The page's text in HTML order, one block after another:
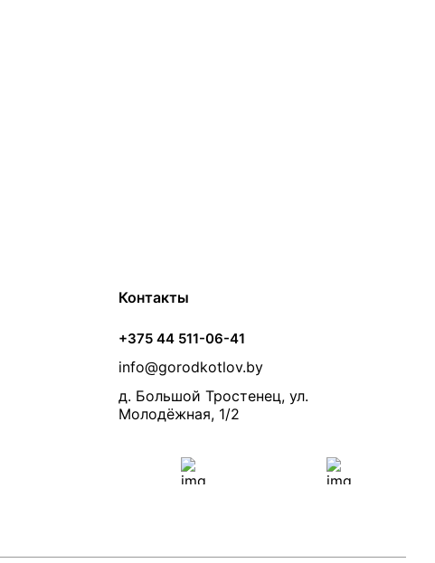
Контакты
+375 44 511-06-41
info@gorodkotlov.by
д. Большой Тростенец, ул.
Молодёжная, 1/2